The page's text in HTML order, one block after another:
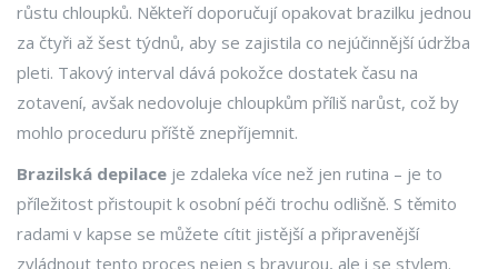
růstu chloupků. Někteří doporučují opakovat brazilku jednou
za čtyři až šest týdnů, aby se zajistila co nejúčinnější údržba
pleti. Takový interval dává pokožce dostatek času na
zotavení, avšak nedovoluje chloupkům příliš narůst, což by
mohlo proceduru příště znepříjemnit.
Brazilská depilace je zdaleka více než jen rutina – je to
příležitost přistoupit k osobní péči trochu odlišně. S těmito
radami v kapse se můžete cítit jistější a připravenější
zvládnout tento proces nejen s bravurou, ale i se stylem.